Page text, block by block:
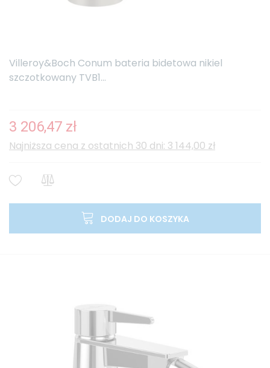
Villeroy&Boch Conum bateria bidetowa nikiel
szczotkowany TVB1...
3 206,47 zł
Najniższa cena z ostatnich 30 dni: 3 144,00 zł
DODAJ DO KOSZYKA